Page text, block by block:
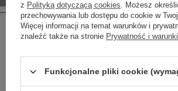
z Polityką dotyczącą cookies. Możesz
przechowywania lub dostępu do cookie w
Więcej informacji na temat warunków i
znaleźć także na stronie Prywatność i
Funkcjonalne pliki cookie